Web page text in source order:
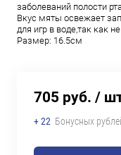
заболеваний полости
Вкус мяты освежает
для игр в воде,так как
Размер: 16.5см
705 руб. /
+ 22 Бонусных